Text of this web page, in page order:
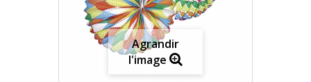
Agrandir
l'image